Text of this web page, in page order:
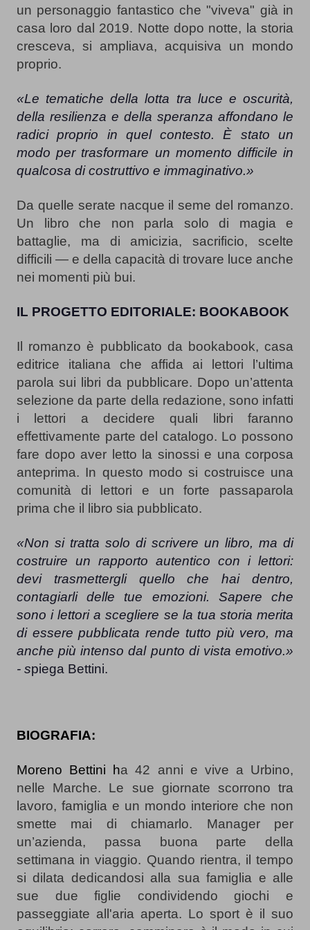
un personaggio fantastico che "viveva" già in
casa loro dal 2019. Notte dopo notte, la storia
cresceva, si ampliava, acquisiva un mondo
proprio.
«Le tematiche della lotta tra luce e oscurità,
della resilienza e della speranza affondano le
radici proprio in quel contesto. È stato un
modo per trasformare un momento difficile in
qualcosa di costruttivo e immaginativo.»
Da quelle serate nacque il seme del romanzo.
Un libro che non parla solo di magia e
battaglie, ma di amicizia, sacrificio, scelte
difficili — e della capacità di trovare luce anche
nei momenti più bui.
IL PROGETTO EDITORIALE: BOOKABOOK
Il romanzo è pubblicato da bookabook, casa
editrice italiana che affida ai lettori l’ultima
parola sui libri da pubblicare. Dopo un’attenta
selezione da parte della redazione, sono infatti
i lettori a decidere quali libri faranno
effettivamente parte del catalogo. Lo possono
fare dopo aver letto la sinossi e una corposa
anteprima. In questo modo si costruisce una
comunità di lettori e un forte passaparola
prima che il libro sia pubblicato.
«Non si tratta solo di scrivere un libro, ma di
costruire un rapporto autentico con i lettori:
devi trasmettergli quello che hai dentro,
contagiarli delle tue emozioni. Sapere che
sono i lettori a scegliere se la tua storia merita
di essere pubblicata rende tutto più vero, ma
anche più intenso dal punto di vista emotivo.»
- spiega Bettini.
BIOGRAFIA:
Moreno Bettini ha 42 anni e vive a Urbino,
nelle Marche. Le sue giornate scorrono tra
lavoro, famiglia e un mondo interiore che non
smette mai di chiamarlo. Manager per
un’azienda, passa buona parte della
settimana in viaggio. Quando rientra, il tempo
si dilata dedicandosi alla sua famiglia e alle
sue due figlie condividendo giochi e
passeggiate all'aria aperta. Lo sport è il suo